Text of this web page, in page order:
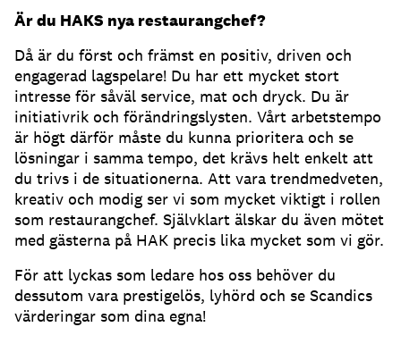
Är du HAKS nya restaurangchef?
Då är du först och främst en positiv, driven och
engagerad lagspelare! Du har ett mycket stort
intresse för såväl service, mat och dryck. Du är
initiativrik och förändringslysten. Vårt arbetstempo
är högt därför måste du kunna prioritera och se
lösningar i samma tempo, det krävs helt enkelt att
du trivs i de situationerna. Att vara trendmedveten,
kreativ och modig ser vi som mycket viktigt i rollen
som restaurangchef. Självklart älskar du även mötet
med gästerna på HAK precis lika mycket som vi gör.
För att lyckas som ledare hos oss behöver du
dessutom vara prestigelös, lyhörd och se Scandics
värderingar som dina egna!